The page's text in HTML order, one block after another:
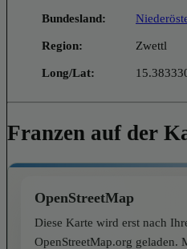
Bundesland:
Region: Zwettl
Long/Lat:
Franzen auf der
OpenStreetMap
Diese Karte wird erst nach
OpenStreetMap.org